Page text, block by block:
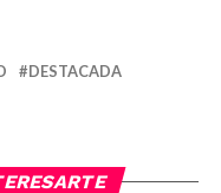
DESTACADA